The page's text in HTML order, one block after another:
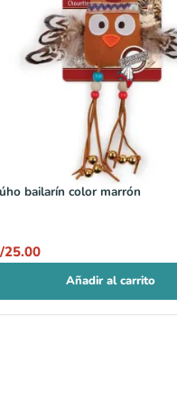
bailarín color marrón
25.00
Añadir al carrito